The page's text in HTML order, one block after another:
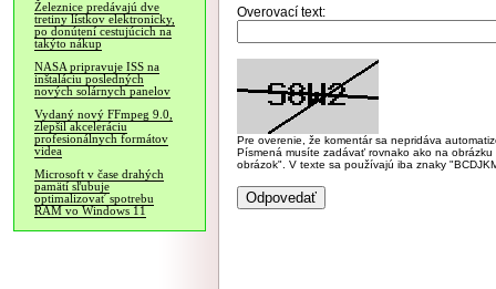
Železnice predávajú dve
tretiny lístkov elektronicky,
po donútení cestujúcich na
takýto nákup
NASA pripravuje ISS na
inštaláciu posledných
nových solárnych panelov
Vydaný nový FFmpeg 9.0,
zlepšil akceleráciu
profesionálnych formátov
videa
Microsoft v čase drahých
pamätí sľubuje
optimalizovať spotrebu
RAM vo Windows 11
Overovací text:
Pre overenie, že komentár sa nepridáva
Písmená musíte zadávať rovnako ako na
obrázok". V texte sa používajú iba znaky